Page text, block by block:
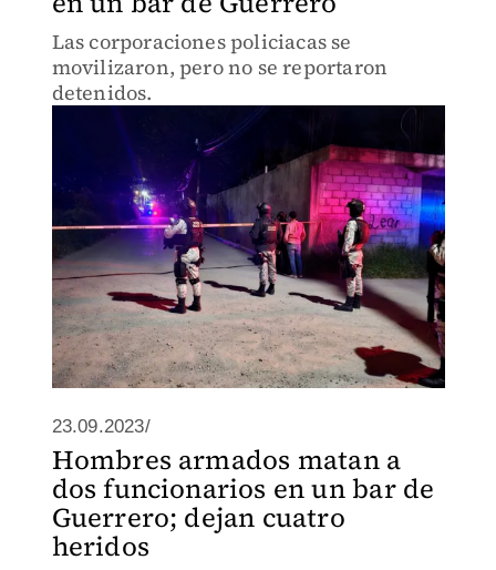
Las corporaciones policiacas se
movilizaron, pero no se reportaron
detenidos.
23.09.2023/
Hombres armados matan a
dos funcionarios en un bar de
Guerrero; dejan cuatro
heridos